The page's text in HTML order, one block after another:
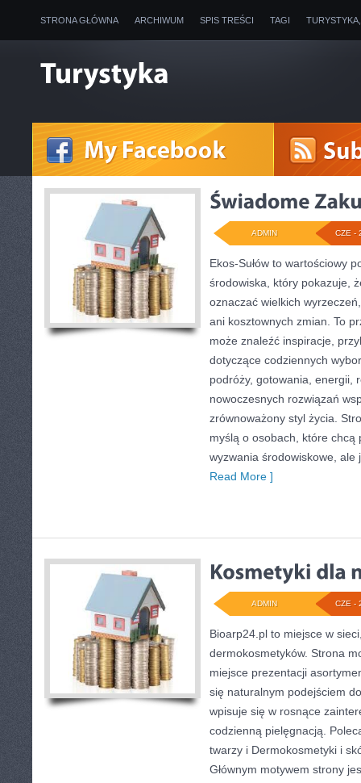
STRONA GŁÓWNA ARCHIWUM SPIS TREŚCI TAGI
CZE -
ADMIN
Ekos-Sułów to wartościowy
środowiska, który pokazuje,
oznaczać wielkich
ani kosztownych zmian. To
może znaleźć inspiracje,
dotyczące codziennych
podróży, gotowania, energii,
nowoczesnych rozwiązań
zrównoważony styl życia.
myślą o osobach, które chcą
wyzwania środowiskowe, ale
Read More ]
CZE -
ADMIN
Bioarp24.pl to miejsce w
dermokosmetyków. Strona
miejsce prezentacji
się naturalnym podejściem
wpisuje się w rosnące
codzienną pielęgnacją.
twarzy i Dermokosmetyki i
Głównym motywem strony